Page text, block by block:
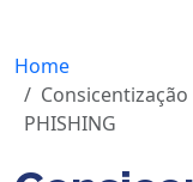
Home
PHISHING